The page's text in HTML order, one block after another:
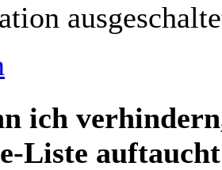
ich
Liste